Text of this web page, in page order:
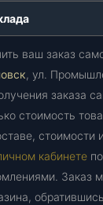
ваш заказ
, ул.
заказа
стоимость
стоимости
кабинете
Заказ